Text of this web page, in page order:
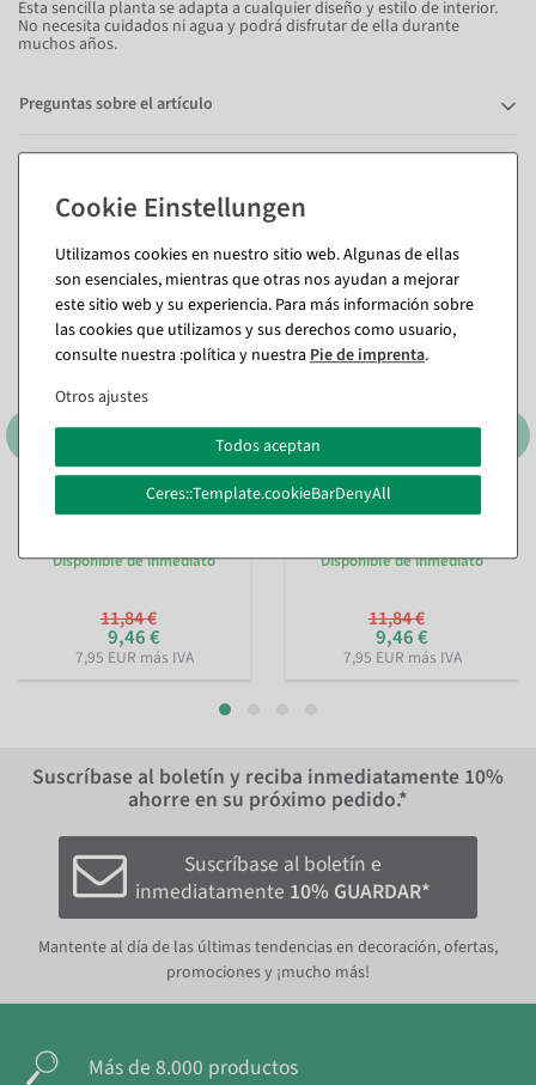
Esta sencilla planta se adapta a cualquier diseño y estilo de interior.
No necesita cuidados ni agua y podrá disfrutar de ella durante
muchos años.
Preguntas sobre el artículo
También te puede gustar (8)
%
Jardinera de plástico 21 cm
Disponible de inmediato
11,84 €
9,46 €
7,95 EUR más IVA
Jardinera de plástico 21 cm
Disponible de inmediato
11,84 €
9,46 €
7,95 EUR más IVA
Suscríbase al boletín y reciba inmediatamente 10%
ahorre en su próximo pedido.*
Suscríbase al boletín e
inmediatamente 10% GUARDAR*
Mantente al día de las últimas tendencias en decoración, ofertas,
promociones y ¡mucho más!
Más de 8.000 productos
Utilizamos cookies en nuestro sitio web. Algunas de ellas
son esenciales, mientras que otras nos ayudan a mejorar
este sitio web y su experiencia. Para más información sobre
las cookies que utilizamos y sus derechos como usuario,
consulte nuestra :política y nuestra Pie de imprenta.
Otros ajustes
Todos aceptan
Ceres::Template.cookieBarDenyAll